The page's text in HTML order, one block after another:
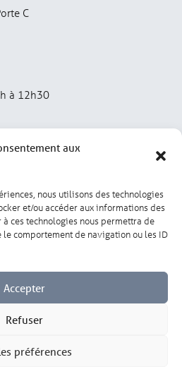
aux
nous utilisons des technologies
et/ou accéder aux informations des
ces technologies nous permettra de
comportement de navigation ou les ID
Accepter
Refuser
préférences
C
à 12h30
de confidentialité
: olivgraphic.com